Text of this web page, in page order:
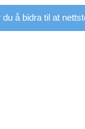
å bidra til at